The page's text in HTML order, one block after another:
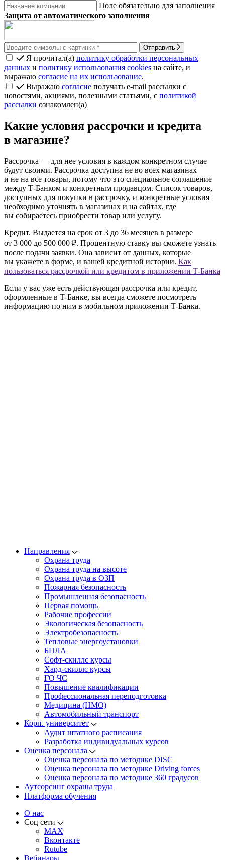
Поле обязательно для заполнения
Защита от автоматического заполнения
Отправить
Я прочитал(а) политику обработки персональных
данных и политику использования cookies на сайте, и
выражаю согласие на их использование.
Выражаю согласие получать e-mail рассылки с
новостями, акциями, полезными статьями, с политикой
рассылки ознакомлен(а)
Какие условия рассрочки и кредита
в магазине?
Рассрочка — для нее условия в каждом конкретном случае
будут своими. Рассрочка доступна не во всех магазинах
и не на все товары, потому что это специальное соглашение
между Т‑Банком и конкретным продавцом. Список товаров,
доступных для покупки в рассрочку, и конкретные условия
необходимо уточнять в магазинах и на сайтах, где
вы собираетесь приобрести товар или услугу.
Кредит. Выдается на срок от 3 до 36 месяцев в размере
от 3 000 до 500 000 ₽. Процентную ставку вы сможете узнать
после подачи заявки. Она зависит от данных, которые
вы укажете в форме, и вашей кредитной истории. Как
пользоваться рассрочкой или кредитом в приложении Т‑Банка
Если у вас уже есть действующая рассрочка или кредит,
оформленные в Т‑Банке, вы всегда сможете посмотреть
информацию по ним в мобильном приложении Т‑Банка.
Направления
Охрана труда
Охрана труда на высоте
Охрана труда в ОЗП
Пожарная безопасность
Промышленная безопасность
Первая помощь
Рабочие профессии
Экологическая безопасность
Электробезопасность
Тепловые энергоустановки
БПЛА
Софт-скиллс курсы
Хард-скиллс курсы
ГО ЧС
Повышение квалификации
Профессиональная переподготовка
Медицина (НМО)
Автомобильный транспорт
Корп. университет
Аудит штатного расписания
Разработка индивидуальных курсов
Оценка персонала
Оценка персонала по методике DISC
Оценка персонала по методике Driving forces
Оценка персонала по методике 360 градусов
Аутсорсинг охраны труда
Платформа обучения
О нас
Соц сети
MAX
Вконтакте
Rutube
Вебинары